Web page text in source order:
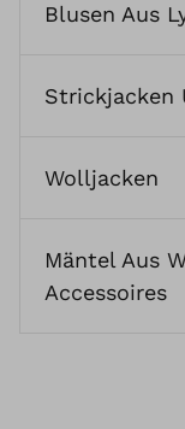
Blusen Aus
Strickjacken
Wolljacken
Mäntel Aus
Accessoires